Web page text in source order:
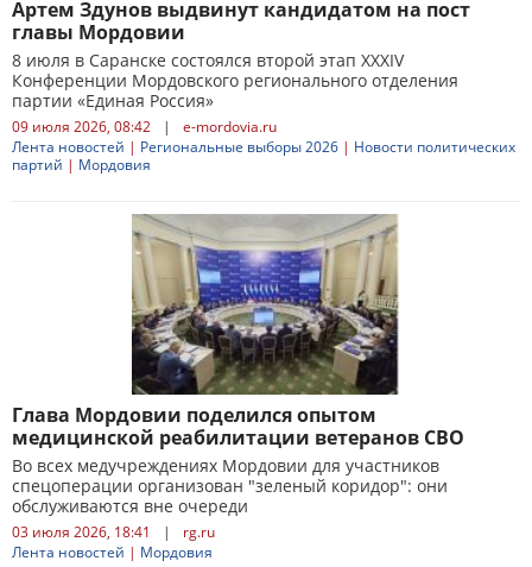
Артем Здунов выдвинут кандидатом на пост
главы Мордовии
8 июля в Саранске состоялся второй этап XXXIV
Конференции Мордовского регионального отделения
партии «Единая Россия»
09 июля 2026, 08:42 |
e-mordovia.ru
Лента новостей | Региональные выборы 2026 | Новости политических
партий | Мордовия
Глава Мордовии поделился опытом
медицинской реабилитации ветеранов СВО
Во всех медучреждениях Мордовии для участников
спецоперации организован "зеленый коридор": они
обслуживаются вне очереди
03 июля 2026, 18:41 |
rg.ru
Лента новостей | Мордовия